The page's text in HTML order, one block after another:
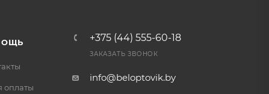
оплаты
+375 (44) 555-60-18
ЗАКАЗАТЬ ЗВОНОК
info@beloptovik.by